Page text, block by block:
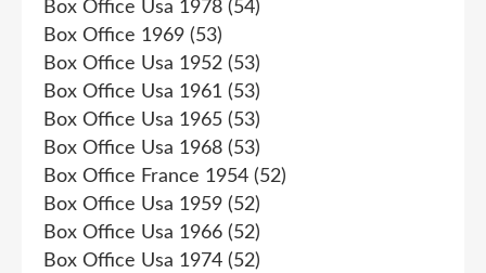
Box Office Usa 1978 (54)
Box Office 1969 (53)
Box Office Usa 1952 (53)
Box Office Usa 1961 (53)
Box Office Usa 1965 (53)
Box Office Usa 1968 (53)
Box Office France 1954 (52)
Box Office Usa 1959 (52)
Box Office Usa 1966 (52)
Box Office Usa 1974 (52)